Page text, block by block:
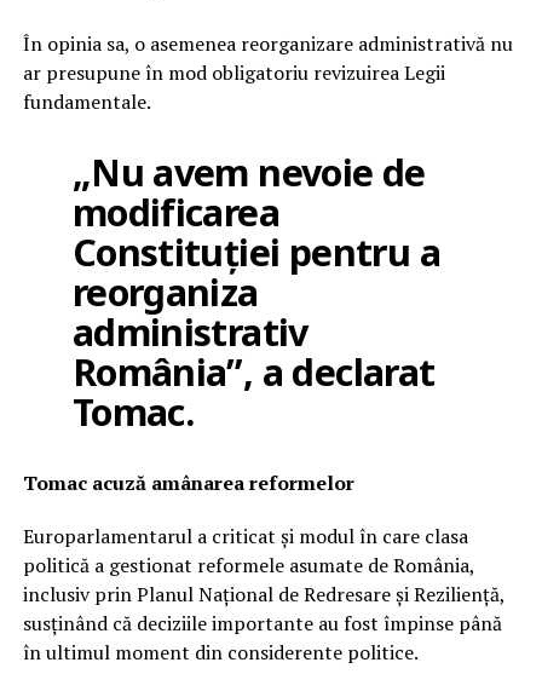
În opinia sa, o asemenea reorganizare administrativă nu
ar presupune în mod obligatoriu revizuirea Legii
fundamentale.
„Nu avem nevoie de
modificarea
Constituției pentru a
reorganiza
administrativ
România”, a declarat
Tomac.
Tomac acuză amânarea reformelor
Europarlamentarul a criticat și modul în care clasa
politică a gestionat reformele asumate de România,
inclusiv prin Planul Național de Redresare și Reziliență,
susținând că deciziile importante au fost împinse până
în ultimul moment din considerente politice.